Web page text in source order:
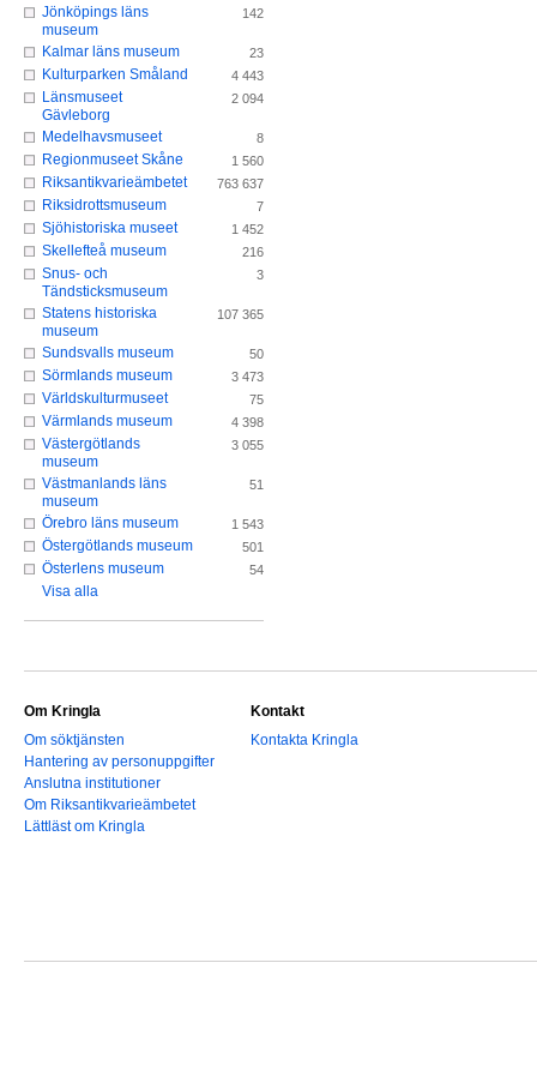
Jönköpings läns
museum
142
Kalmar läns museum 23
Kulturparken Småland 4 443
Länsmuseet
Gävleborg
2 094
Medelhavsmuseet 8
Regionmuseet Skåne 1 560
Riksantikvarieämbetet 763 637
Riksidrottsmuseum 7
Sjöhistoriska museet 1 452
Skellefteå museum 216
Snus- och
Tändsticksmuseum
3
Statens historiska
museum
107 365
Sundsvalls museum 50
Sörmlands museum 3 473
Världskulturmuseet 75
Värmlands museum 4 398
Västergötlands
museum
3 055
Västmanlands läns
museum
51
Örebro läns museum 1 543
Östergötlands museum 501
Österlens museum 54
Visa alla
Om Kringla
Om söktjänsten
Hantering av personuppgifter
Anslutna institutioner
Om Riksantikvarieämbetet
Lättläst om Kringla
Kontakt
Kontakta Kringla